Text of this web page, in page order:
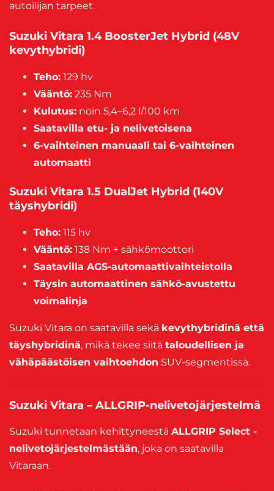
autoilijan tarpeet.
Suzuki Vitara 1.4 BoosterJet Hybrid (48V
kevythybridi)
Teho: 129 hv
Vääntö: 235 Nm
Kulutus: noin 5,4–6,2 l/100 km
Saatavilla etu- ja nelivetoisena
6-vaihteinen manuaali tai 6-vaihteinen
automaatti
Suzuki Vitara 1.5 DualJet Hybrid (140V
täyshybridi)
Teho: 115 hv
Vääntö: 138 Nm + sähkömoottori
Saatavilla AGS-automaattivaihteistolla
Täysin automaattinen sähkö-avustettu
voimalinja
Suzuki Vitara on saatavilla sekä kevythybridinä että
täyshybridinä, mikä tekee siitä taloudellisen ja
vähäpäästöisen vaihtoehdon SUV-segmentissä.
Suzuki Vitara – ALLGRIP-nelivetojärjestelmä
Suzuki tunnetaan kehittyneestä ALLGRIP Select -
nelivetojärjestelmästään, joka on saatavilla
Vitaraan.